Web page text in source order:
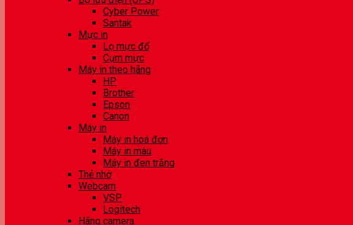
Cyber Power
Santak
Mực in
Lọ mực đổ
Cụm mực
Máy in theo hãng
HP
Brother
Epson
Canon
Máy in
Máy in hoá đơn
Máy in màu
Máy in đen trắng
Thẻ nhớ
Webcam
VSP
Logitech
Hãng camera